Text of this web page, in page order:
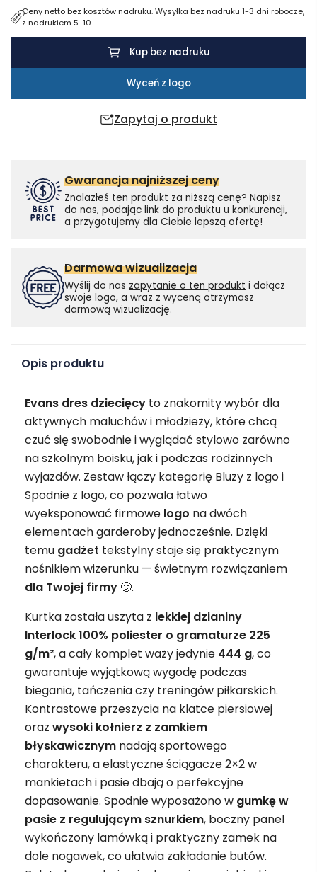
Zapytaj o produkt
Ceny netto bez kosztów nadruku. Wysyłka bez nadruku 1-3 dni robocze,
z nadrukiem 5-10.
Kup bez nadruku
Wyceń z logo
Gwarancja najniższej ceny
Znalazłeś ten produkt za niższą cenę? Napisz
do nas, podając link do produktu u konkurencji,
a przygotujemy dla Ciebie lepszą ofertę!
Darmowa wizualizacja
Wyślij do nas zapytanie o ten produkt i dołącz
swoje logo, a wraz z wyceną otrzymasz
darmową wizualizację.
Opis produktu
Evans dres dziecięcy to znakomity wybór dla
aktywnych maluchów i młodzieży, które chcą
czuć się swobodnie i wyglądać stylowo zarówno
na szkolnym boisku, jak i podczas rodzinnych
wyjazdów. Zestaw łączy kategorię Bluzy z logo i
Spodnie z logo, co pozwala łatwo
wyeksponować firmowe logo na dwóch
elementach garderoby jednocześnie. Dzięki
temu gadżet tekstylny staje się praktycznym
nośnikiem wizerunku — świetnym rozwiązaniem
dla Twojej firmy 🙂.
Kurtka została uszyta z lekkiej dzianiny
Interlock 100% poliester o gramaturze 225
g/m², a cały komplet waży jedynie 444 g, co
gwarantuje wyjątkową wygodę podczas
biegania, tańczenia czy treningów piłkarskich.
Kontrastowe przeszycia na klatce piersiowej
oraz wysoki kołnierz z zamkiem
błyskawicznym nadają sportowego
charakteru, a elastyczne ściągacze 2×2 w
mankietach i pasie dbają o perfekcyjne
dopasowanie. Spodnie wyposażono w gumkę w
pasie z regulującym sznurkiem, boczny panel
wykończony lamówką i praktyczny zamek na
dole nogawek, co ułatwia zakładanie butów.